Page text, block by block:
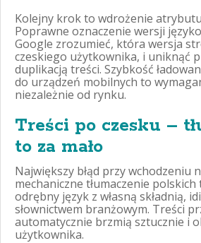
Kolejny krok to wdrożenie
Poprawne oznaczenie wersji
Google zrozumieć, która wersja
czeskiego użytkownika, i uniknąć
duplikacją treści. Szybkość
do urządzeń mobilnych to
niezależnie od rynku.
Treści po czesku –
to za mało
Największy błąd przy wchodzeniu
mechaniczne tłumaczenie polskich
odrębny język z własną składnią,
słownictwem branżowym. Treści
automatycznie brzmią sztucznie i
użytkownika.